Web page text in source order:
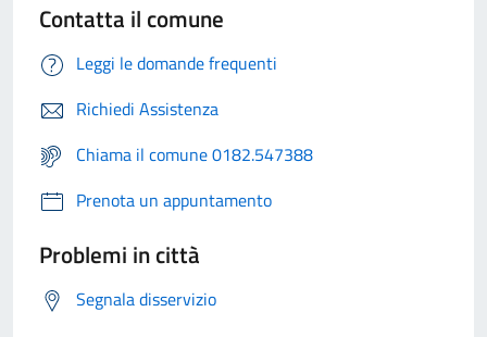
Contatta il comune
Leggi le domande frequenti
Richiedi Assistenza
Chiama il comune 0182.547388
Prenota un appuntamento
Problemi in città
Segnala disservizio